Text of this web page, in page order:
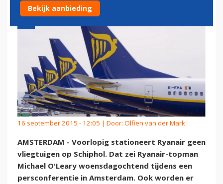
16 september 2015 - 12:05 | Door: Olfien van der Mark
AMSTERDAM - Voorlopig stationeert Ryanair geen
vliegtuigen op Schiphol. Dat zei Ryanair-topman
Michael O'Leary woensdagochtend tijdens een
persconferentie in Amsterdam. Ook worden er
Bekijk aanbieding